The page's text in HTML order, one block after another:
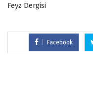
Feyz Dergisi
Facebook